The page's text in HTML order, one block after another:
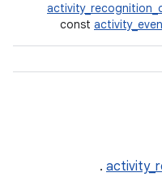
const
.